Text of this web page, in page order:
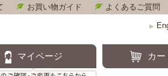
お買い物ガイド よくあるご質問
・スキンケア
マイページ
カー
▶